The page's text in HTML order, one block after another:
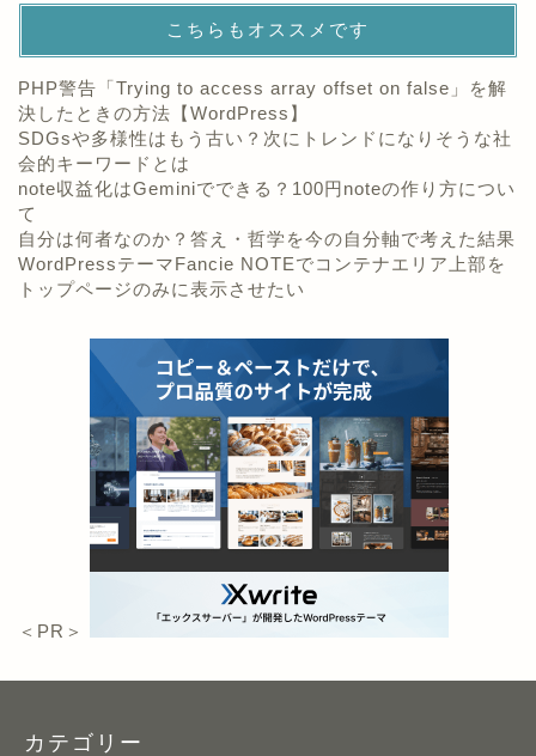
こちらもオススメです
PHP警告「Trying to access array offset on false」を解
決したときの方法【WordPress】
SDGsや多様性はもう古い？次にトレンドになりそうな社
会的キーワードとは
note収益化はGeminiでできる？100円noteの作り方につい
て
自分は何者なのか？答え・哲学を今の自分軸で考えた結果
WordPressテーマFancie NOTEでコンテナエリア上部を
トップページのみに表示させたい
＜PR＞
カテゴリー